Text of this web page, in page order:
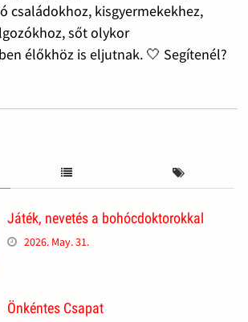
családokhoz, kisgyermekekhez,
sőt olykor
élőkhöz is eljutnak. 🤍 Segítenél?
Játék, nevetés a bohócdoktorokkal
2026. May. 31.
Önkéntes Csapat